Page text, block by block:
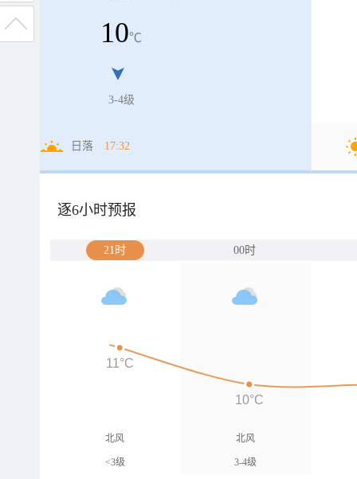
10℃
3-4级
日落 17:32
逐6小时预报
21时 00时
北风
<3级
北风
3-4级
11°C
10°C